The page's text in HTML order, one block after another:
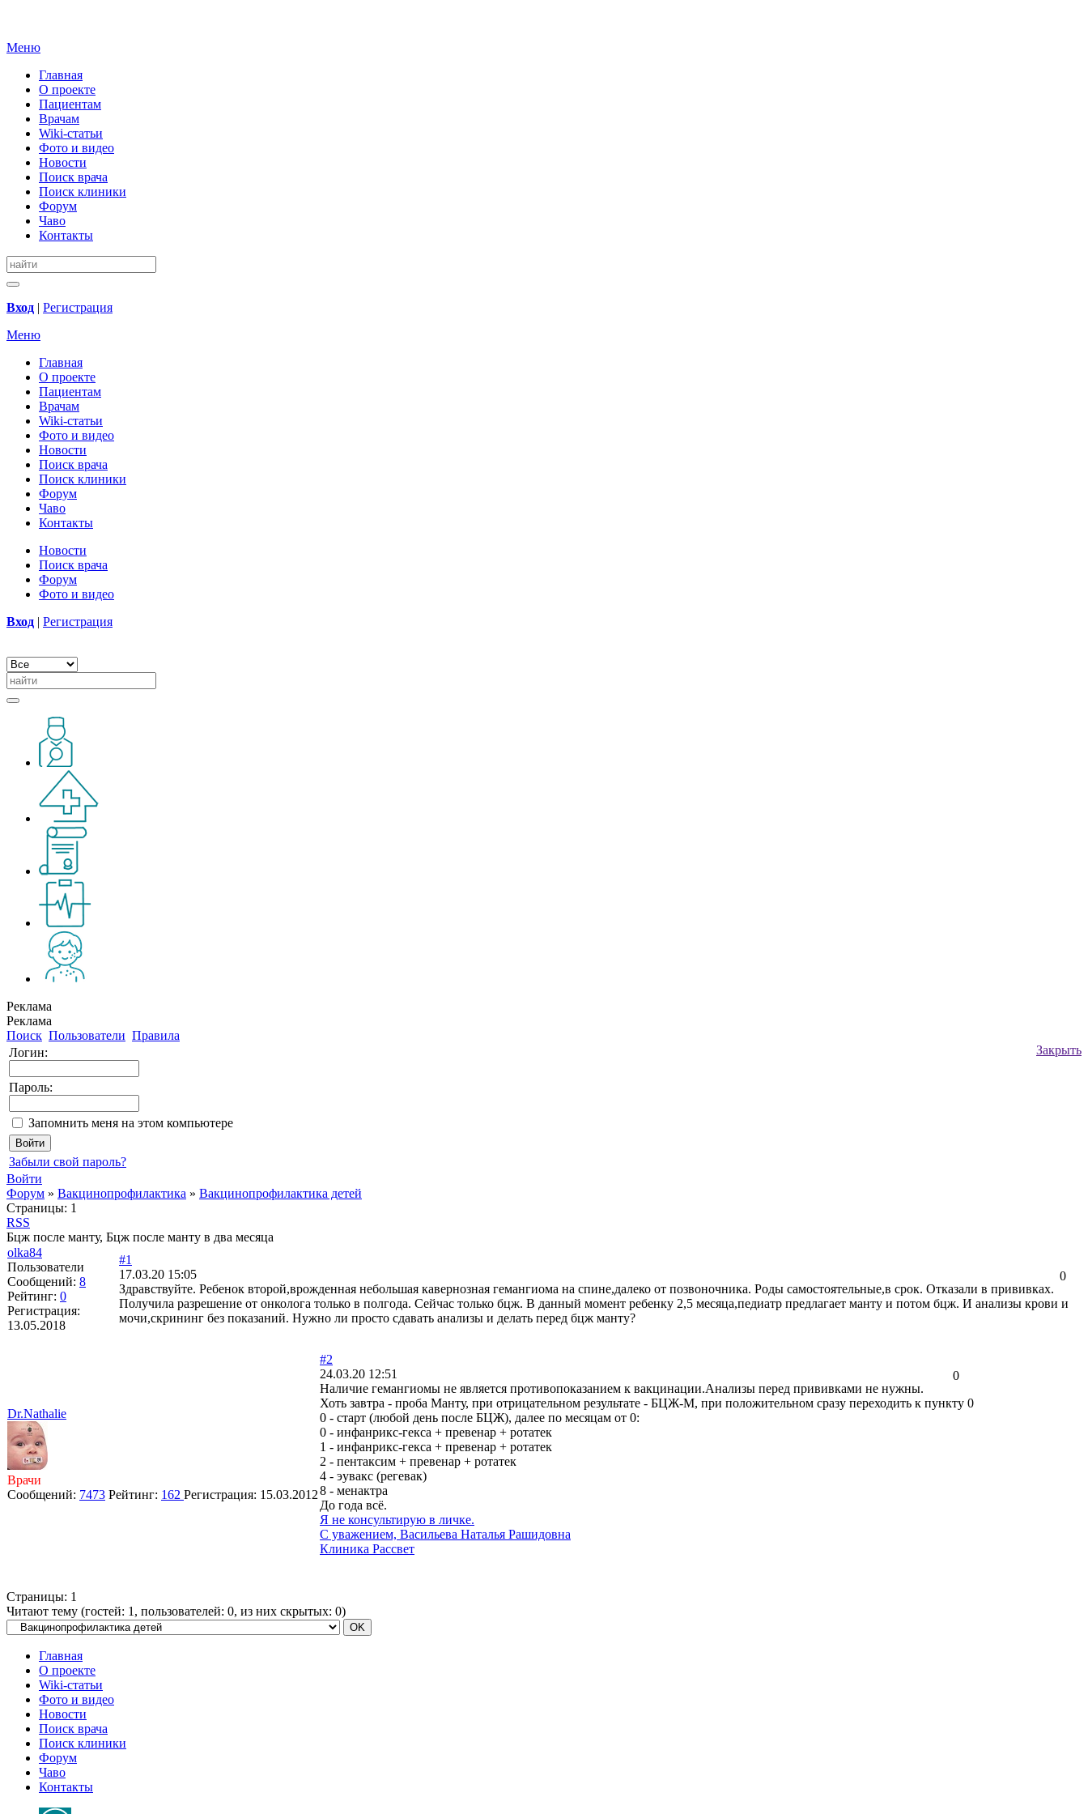
Меню
Главная
О проекте
Пациентам
Врачам
Wiki-статьи
Фото и видео
Новости
Поиск врача
Поиск клиники
Форум
Чаво
Контакты
Вход | Регистрация
Меню
Главная
О проекте
Пациентам
Врачам
Wiki-статьи
Фото и видео
Новости
Поиск врача
Поиск клиники
Форум
Чаво
Контакты
Новости
Поиск врача
Форум
Фото и видео
Вход | Регистрация
Реклама
Реклама
Поиск Пользователи Правила
Закрыть
Логин:
Пароль:
Запомнить меня на этом компьютере
Забыли свой пароль?
Войти
Форум » Вакцинопрофилактика » Вакцинопрофилактика детей
Страницы: 1
RSS
Бцж после манту, Бцж после манту в два месяца
olka84
Пользователи
Сообщений: 8
Рейтинг: 0
Регистрация:
13.05.2018
#1
0
17.03.20 15:05
Здравствуйте. Ребенок второй,врожденная небольшая кавернозная гемангиома на спине,далеко от позвоночника. Роды самостоятельные,в срок. Отказали в прививках.
Получила разрешение от онколога только в полгода. Сейчас только бцж. В данный момент ребенку 2,5 месяца,педиатр предлагает манту и потом бцж. И анализы крови и
мочи,скрининг без показаний. Нужно ли просто сдавать анализы и делать перед бцж манту?
Dr.Nathalie
Врачи
Сообщений: 7473 Рейтинг: 162 Регистрация: 15.03.2012
#2
0
24.03.20 12:51
Наличие гемангиомы не является противопоказанием к вакцинации.Анализы перед прививками не нужны.
Хоть завтра - проба Манту, при отрицательном результате - БЦЖ-М, при положительном сразу переходить к пункту 0
0 - старт (любой день после БЦЖ), далее по месяцам от 0:
0 - инфанрикс-гекса + превенар + ротатек
1 - инфанрикс-гекса + превенар + ротатек
2 - пентаксим + превенар + ротатек
4 - эувакс (регевак)
8 - менактра
До года всё.
Я не консультирую в личке.
С уважением, Васильева Наталья Рашидовна
Клиника Рассвет
Страницы: 1
Читают тему (гостей: 1 , пользователей: 0, из них скрытых: 0)
Главная
О проекте
Wiki-статьи
Фото и видео
Новости
Поиск врача
Поиск клиники
Форум
Чаво
Контакты